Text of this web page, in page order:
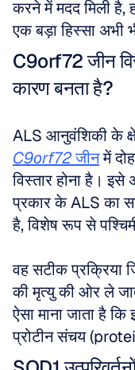
करने में मदद मिली है,
एक बड़ा हिस्सा अभी
C9orf72 जीन
कारण बनता है?
C9orf72 जीन में
विस्तार होना है। इसे
प्रकार के ALS का
है, विशेष रूप से
वह सटीक प्रक्रिया
की मृत्यु की ओर ले
ऐसा माना जाता है
प्रोटीन संचय